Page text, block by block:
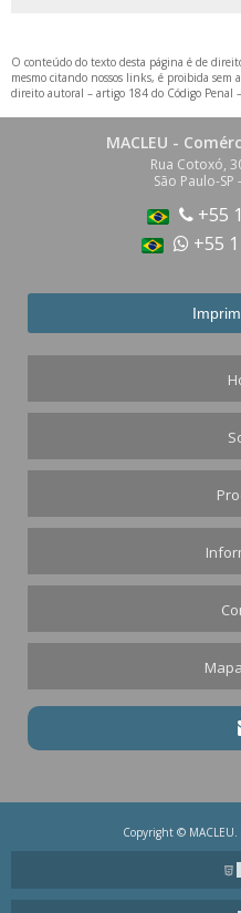
O conteúdo do texto desta página é de
mesmo citando nossos links, é proibida sem
direito autoral – artigo 184 do Código Penal –
MACLEU -
Rua Cotoxó,
São Paulo-SP
+55
+55
Copyright ©